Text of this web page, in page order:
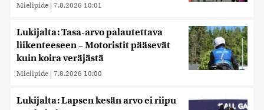
Mielipide | 7.8.2026 10:01
Lukijalta: Tasa-arvo palautettava
liikenteeseen – Motoristit pääsevät
kuin koira veräjästä
Mielipide | 7.8.2026 10:00
Lukijalta: Lapsen kesän arvo ei riipu